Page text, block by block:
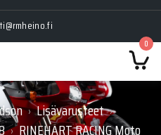
0
› Lisävarusteet ›
› RINEHART RACING Moto